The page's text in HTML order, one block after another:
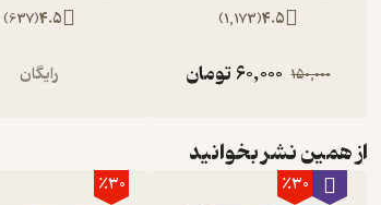
4.5
(
1,173
)
150,000
60,000تومان
4.5
(
637
)
رایگان
از همین نشر بخوانید
٪30 ٪30